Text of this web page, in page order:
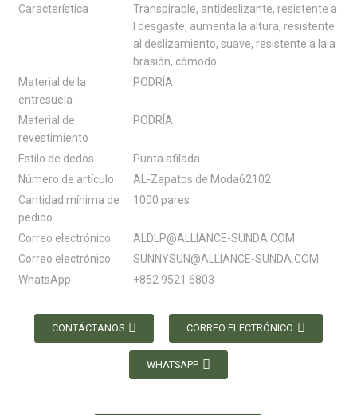
Característica
Transpirable, antideslizante, resistente a
l desgaste, aumenta la altura, resistente
al deslizamiento, suave, resistente a la a
brasión, cómodo.
Material de la
entresuela
PODRÍA
Material de
revestimiento
PODRÍA
Estilo de dedos
Punta afilada
Número de artículo
AL-Zapatos de Moda62102
Cantidad mínima de
pedido
1000 pares
Correo electrónico
ALDLP@ALLIANCE-SUNDA.COM
Correo electrónico
SUNNYSUN@ALLIANCE-SUNDA.COM
WhatsApp
+852 9521 6803
CONTÁCTANOS CORREO ELECTRÓNICO
WHATSAPP